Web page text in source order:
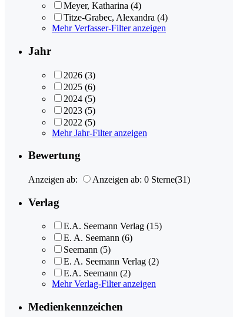
Meyer, Katharina (4)
Titze-Grabec, Alexandra (4)
Mehr Verfasser-Filter anzeigen
Jahr
2026 (3)
2025 (6)
2024 (5)
2023 (5)
2022 (5)
Mehr Jahr-Filter anzeigen
Bewertung
Anzeigen ab: Anzeigen ab: 0 Sterne(31)
Verlag
E.A. Seemann Verlag (15)
E. A. Seemann (6)
Seemann (5)
E. A. Seemann Verlag (2)
E.A. Seemann (2)
Mehr Verlag-Filter anzeigen
Medienkennzeichen